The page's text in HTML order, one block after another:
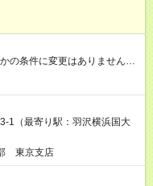
の条件に変更はありません。
タント 入社～約1年 ＊3か月
用形態、給与は本採用時と
1（最寄り駅：羽沢横浜国大
東京支店